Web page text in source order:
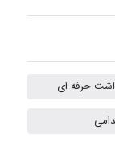
Jafar Tym
aghajari vahid